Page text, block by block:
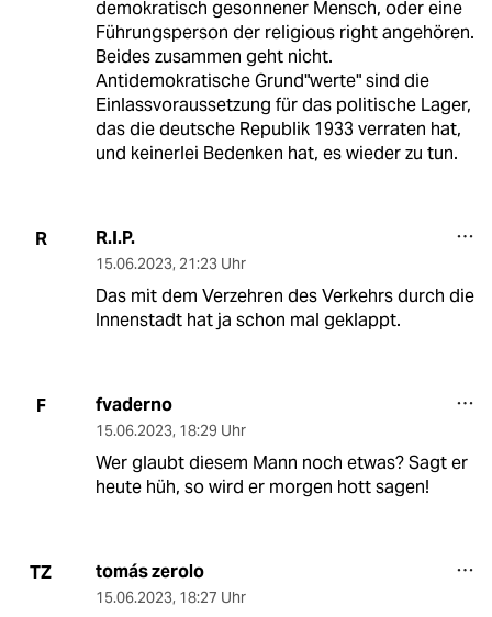
demokratisch gesonnener Mensch, oder eine
Führungsperson der religious right angehören.
Beides zusammen geht nicht.
Antidemokratische Grund"werte" sind die
Einlassvoraussetzung für das politische Lager,
das die deutsche Republik 1933 verraten hat,
und keinerlei Bedenken hat, es wieder zu tun.
R R.I.P.
15.06.2023, 21:23 Uhr
Das mit dem Verzehren des Verkehrs durch die
Innenstadt hat ja schon mal geklappt.
F fvaderno
15.06.2023, 18:29 Uhr
Wer glaubt diesem Mann noch etwas? Sagt er
heute hüh, so wird er morgen hott sagen!
TZ tomás zerolo
15.06.2023, 18:27 Uhr